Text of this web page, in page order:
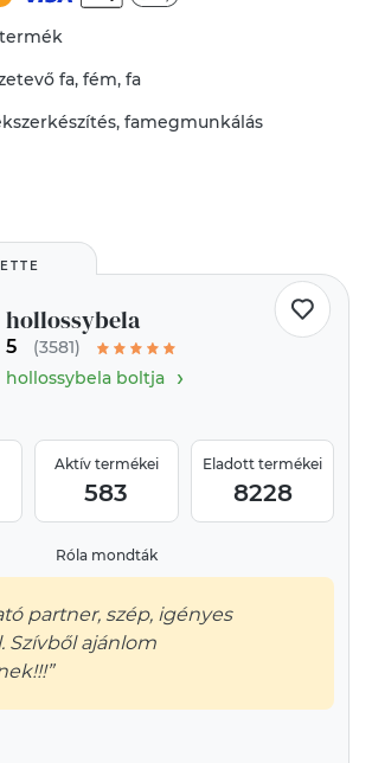
fa,fém,fa
,famegmunkálás
hollossybela
5
(3581)
hollossybela boltja›
Aktív termékei
583
Eladott termékei
8228
Róla mondták
partner, szép, igényes
Szívből ajánlom